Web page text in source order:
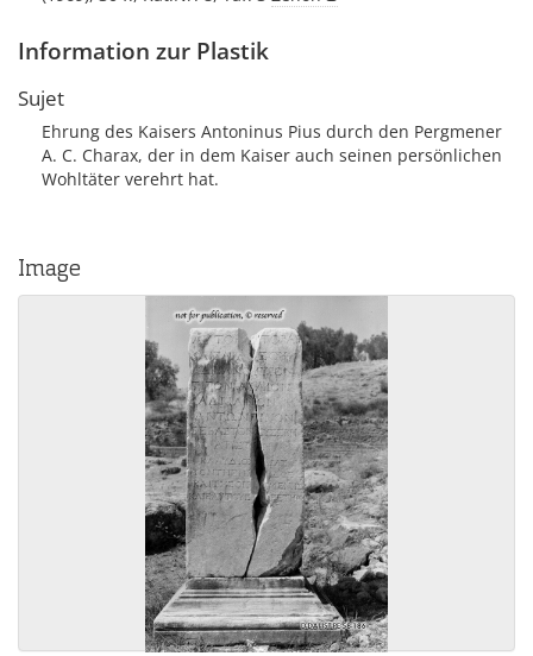
Information zur Plastik
Sujet
Ehrung des Kaisers Antoninus Pius durch den Pergmener
A. C. Charax, der in dem Kaiser auch seinen persönlichen
Wohltäter verehrt hat.
Image